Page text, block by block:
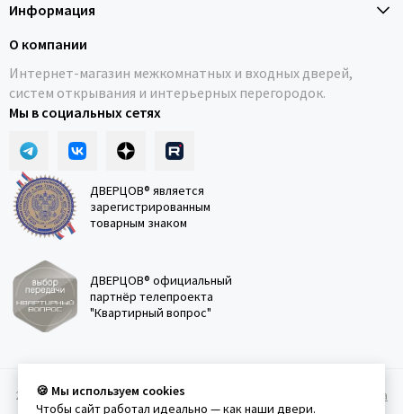
Информация
О компании
Интернет-магазин межкомнатных и входных дверей,
систем открывания и интерьерных перегородок.
Мы в социальных сетях
ДВЕРЦОВ® является
зарегистрированным
товарным знаком
ДВЕРЦОВ® официальный
партнёр телепроекта
"Квартирный вопрос"
2011-2026 © Дверцов. Карта сайта
Политика
🍪 Мы используем cookies
Чтобы сайт работал идеально — как наши двери.